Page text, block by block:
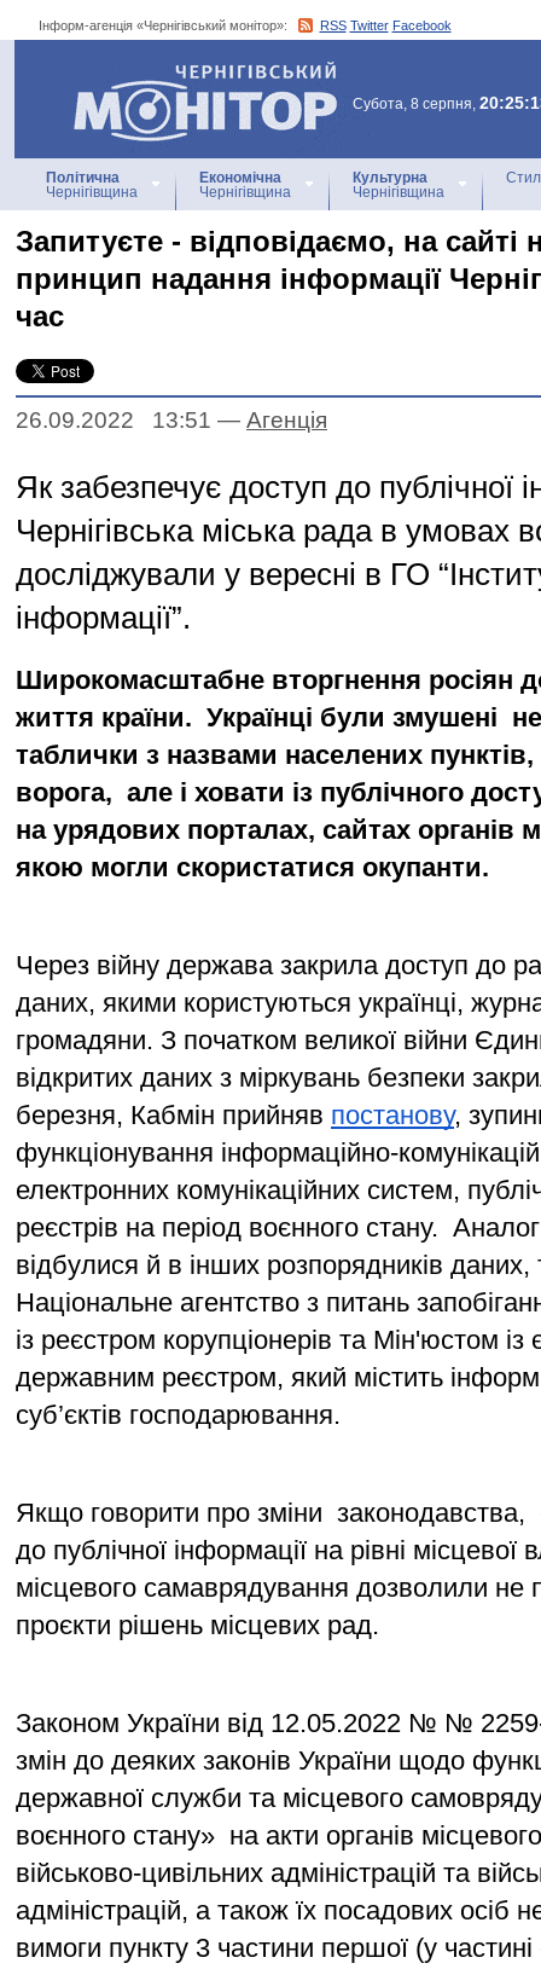
Інформ-агенція «Чернігівський монітор»: RSS Twitter Facebook
Інформ-агенція
«Чернігівський монітор»
Субота, 8 серпня,
Політична
Чернігівщина
Економічна
Чернігівщина
Культурна
Чернігівщина
Запитуєте - відповідаємо, на сайті
принцип надання інформації
час
26.09.2022 13:51 — Агенцiя
Як забезпечує доступ до публічної
Чернігівська міська рада в умовах
досліджували у вересні в ГО
інформації”.
Широкомасштабне вторгнення росіян
життя країни.  Українці були змушені
таблички з назвами населених
ворога,  але і ховати із публічного
на урядових порталах, сайтах органів
якою могли скористатися окупанти.
Через війну держава закрила доступ до
даних, якими користуються українці,
громадяни. З початком великої війни
відкритих даних з міркувань безпеки
березня, Кабмін прийняв постанову,
функціонування інформаційно-
електронних комунікаційних систем,
реєстрів на період воєнного стану.
відбулися й в інших розпорядників даних,
Національне агентство з питань
із реєстром корупціонерів та Мін'юстом із
державним реєстром, який містить
суб’єктів господарювання.
Якщо говорити про зміни  законодавства,
до публічної інформації на рівні
місцевого самаврядування дозволили не
проєкти рішень місцевих рад.
Законом України від 12.05.2022 № №
змін до деяких законів України щодо
державної служби та місцевого
воєнного стану»  на акти органів
військово-цивільних адміністрацій та
адміністрацій, а також їх посадових
вимоги пункту 3 частини першої (у